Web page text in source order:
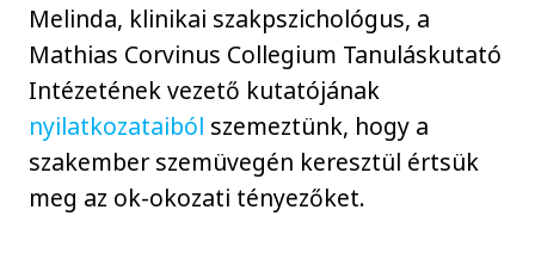
Melinda, klinikai szakpszichológus, a
Mathias Corvinus Collegium Tanuláskutató
Intézetének vezető kutatójának
nyilatkozataiból szemeztünk, hogy a
szakember szemüvegén keresztül értsük
meg az ok-okozati tényezőket.